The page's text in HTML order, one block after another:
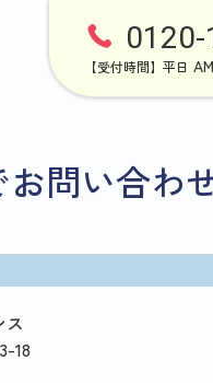
0120-
【受付時間】平日
問い合わ
ス
18